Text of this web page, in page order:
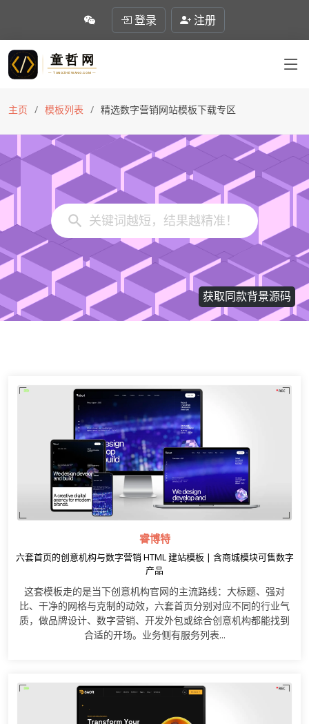
登录 注册
主页 模板列表 精选数字营销网站模板下载专区
获取同款背景源码
睿博特
六套首页的创意机构与数字营销 HTML 建站模板 | 含商城模块可售数字
产品
这套模板走的是当下创意机构官网的主流路线：大标题、强对
比、干净的网格与克制的动效，六套首页分别对应不同的行业气
质，做品牌设计、数字营销、开发外包或综合创意机构都能找到
合适的开场。业务侧有服务列表...